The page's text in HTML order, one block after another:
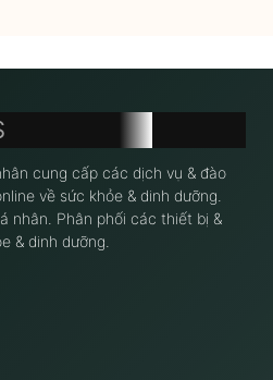
cung cấp các dịch vụ & đào
về sức khỏe & dinh dưỡng.
nhân. Phân phối các thiết bị &
& dinh dưỡng.